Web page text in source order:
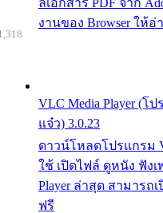
ล์เอกสาร PDF จาก
งานของ Browser ให้อ่
VLC Media Player (
แจ๋ว) 3.0.23
ดาวน์โหลดโปรแกรม
ใช้ เปิดไฟล์ ดูหนัง ฟัง
Player ล่าสุด สามารถ
ฟรี